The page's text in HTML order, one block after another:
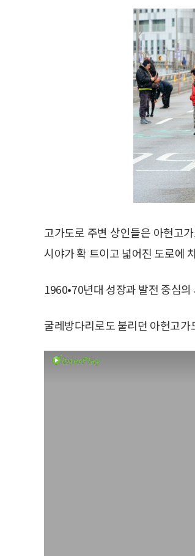
고가도로 주변 상인들은 아현고
시야가 확 트이고 넓어진 도로에
1960•70년대 성장과 발전 중심
굴레방다리로도 불리던 아현고